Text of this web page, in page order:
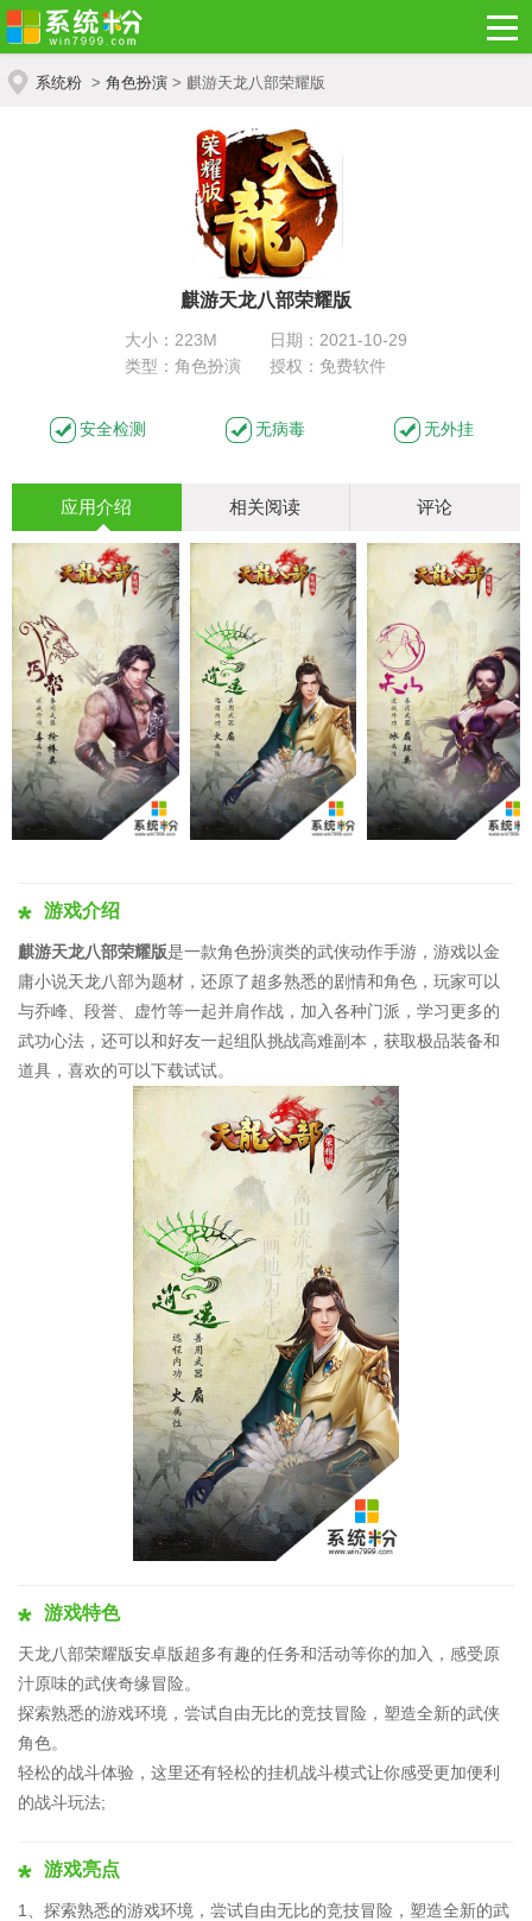
系统粉 > 角色扮演 > 麒游天龙八部荣耀版
麒游天龙八部荣耀版
大小：223M
类型：角色扮演
日期：2021-10-29
授权：免费软件
安全检测 无病毒 无外挂
应用介绍 相关阅读 评论
游戏介绍
麒游天龙八部荣耀版是一款角色扮演类的武侠动作手游，游戏以金
庸小说天龙八部为题材，还原了超多熟悉的剧情和角色，玩家可以
与乔峰、段誉、虚竹等一起并肩作战，加入各种门派，学习更多的
武功心法，还可以和好友一起组队挑战高难副本，获取极品装备和
道具，喜欢的可以下载试试。
游戏特色
天龙八部荣耀版安卓版超多有趣的任务和活动等你的加入，感受原
汁原味的武侠奇缘冒险。
探索熟悉的游戏环境，尝试自由无比的竞技冒险，塑造全新的武侠
角色。
轻松的战斗体验，这里还有轻松的挂机战斗模式让你感受更加便利
的战斗玩法;
游戏亮点
1、探索熟悉的游戏环境，尝试自由无比的竞技冒险，塑造全新的武